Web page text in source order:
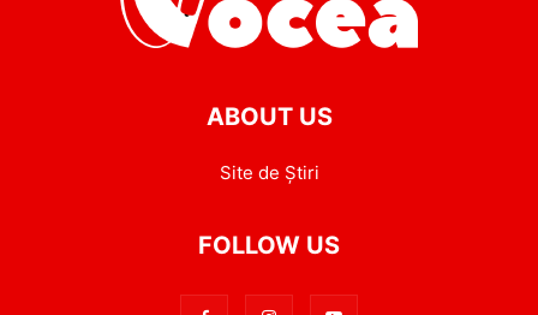
ABOUT US
Site de Știri
FOLLOW US